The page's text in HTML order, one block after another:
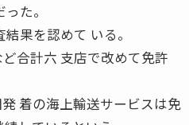
た。
果を認めて いる。
合計六 支店で改めて免許
着の海上輸送サービスは免